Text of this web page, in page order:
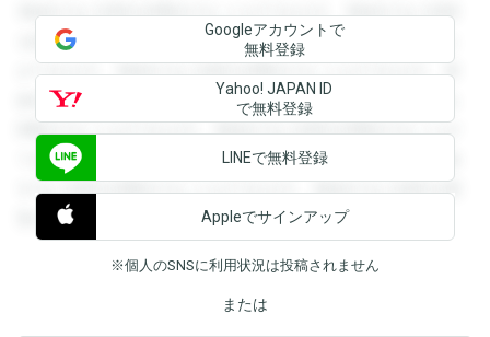
登録すると回答を閲覧することができます。登録すると回答
を閲覧することができます。登録すると回答を閲覧すること
ができます。登録すると回答を閲覧することができます。登
録すると回答を閲覧することができます。登録すると回答を
閲覧することができます。登録すると回答を閲覧することが
できます。登録すると回答を閲覧することができます。登録
すると回答を閲覧することができます。登録すると回答を閲
覧することができます。
Googleアカウントで
無料登録
Yahoo! JAPAN ID
で無料登録
LINEで無料登録
Appleでサインアップ
※個人のSNSに利用状況は投稿されません
または